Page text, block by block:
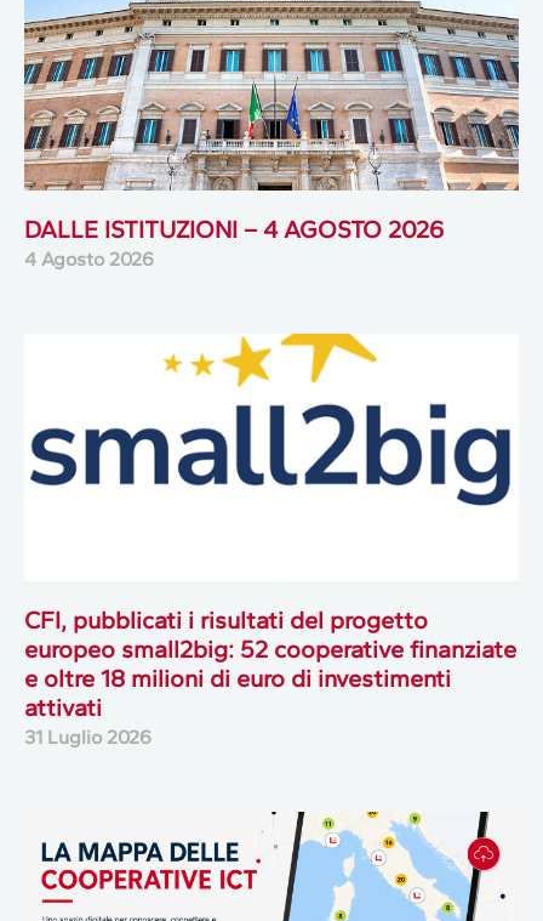
DALLE ISTITUZIONI – 4 AGOSTO 2026
4 Agosto 2026
CFI, pubblicati i risultati del progetto
europeo small2big: 52 cooperative finanziate
e oltre 18 milioni di euro di investimenti
attivati
31 Luglio 2026